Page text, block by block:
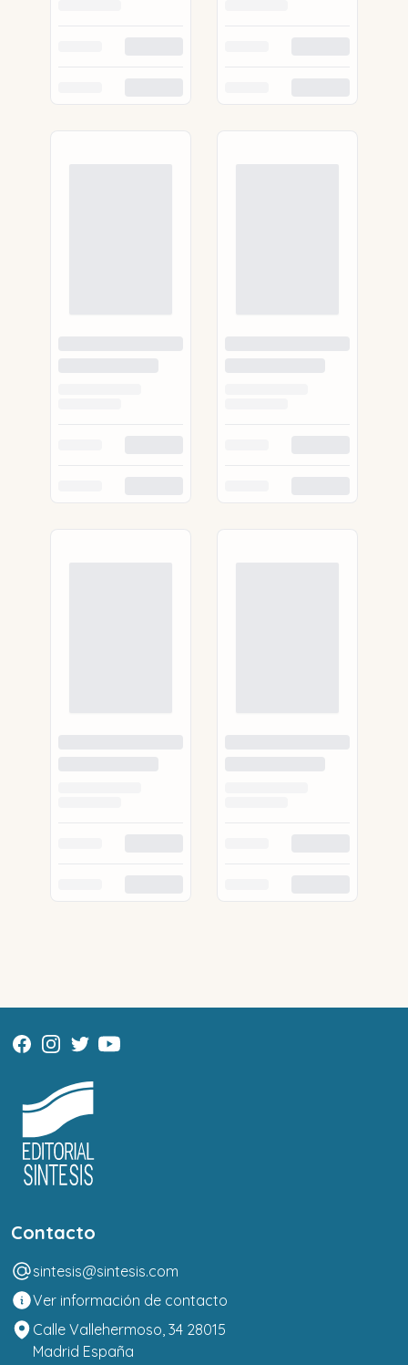
Contacto
sintesis@sintesis.com
Ver información de contacto
Calle Vallehermoso, 34 28015
Madrid España